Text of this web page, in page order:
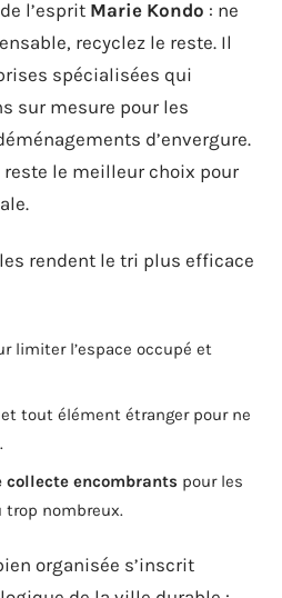
l’esprit Marie Kondo : ne
recyclez le reste. Il
spécialisées qui
sur mesure pour les
d’envergure.
reste le meilleur choix pour
rendent le tri plus efficace
limiter l’espace occupé et
tout élément étranger pour ne
collecte encombrants pour les
trop nombreux.
organisée s’inscrit